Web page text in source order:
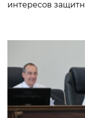
интересов